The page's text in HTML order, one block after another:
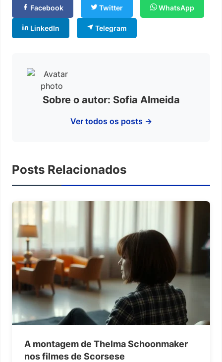
Facebook Twitter WhatsApp
LinkedIn Telegram
Sobre o autor: Sofia Almeida
Ver todos os posts →
Posts Relacionados
A montagem de Thelma Schoonmaker
nos filmes de Scorsese